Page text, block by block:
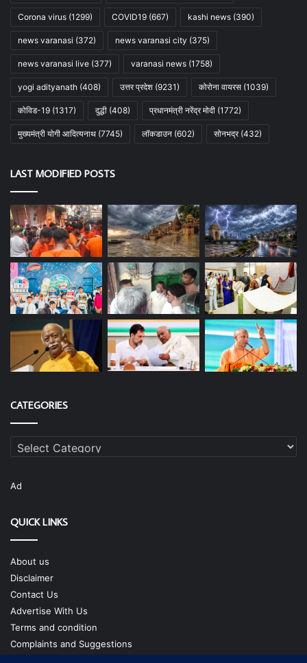
Corona virus (1299) COVID19 (667) kashi news (390)
news varanasi (372) news varanasi city (375)
news varanasi live (377) varanasi news (1758)
yogi adityanath (408) उत्तर प्रदेश (9231) कोरोना वायरस (1039)
कोविड-19 (1317) दुद्धी (408) प्रधानमंत्री नरेंद्र मोदी (1772)
मुख्यमंत्री योगी आदित्यनाथ (7745) लॉकडाउन (602) सोनभद्र(432)
LAST MODIFIED POSTS
CATEGORIES
Categories
Ad
QUICK LINKS
About us
Disclaimer
Contact Us
Advertise With Us
Terms and condition
Complaints and Suggestions